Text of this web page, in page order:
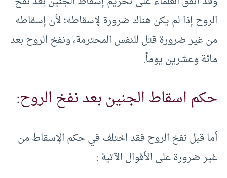
الروح إذا لم يكن هناك ضرورة لإسقاطه؛ لأن إسقاطه
من غير ضرورة قتل للنفس المحترمة، ونفخ الروح بعد
مائة وعشرين يوماً.
حكم اسقاط الجنين بعد نفخ الروح:
أما قبل نفخ الروح فقد اختلف في حكم الإسقاط من
غير ضرورة على الأقوال الآتية :